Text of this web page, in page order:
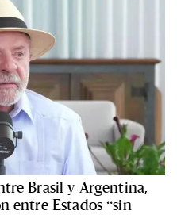
Brasil y Argentina,
entre Estados “sin